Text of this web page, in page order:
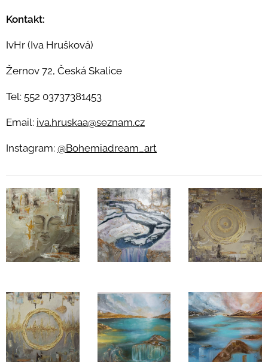
Kontakt:
IvHr (Iva Hrušková)
Žernov 72, Česká Skalice
Tel: 552 03737381453
Email: iva.hruskaa@seznam.cz
Instagram: @Bohemiadream_art